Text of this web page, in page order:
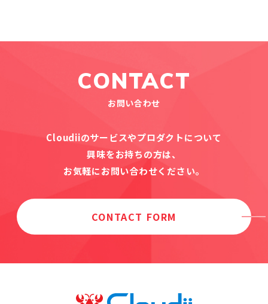
CONTACT
お問い合わせ
Cloudiiのサービスやプロダクトについて
興味をお持ちの方は、
お気軽にお問い合わせください。
CONTACT FORM